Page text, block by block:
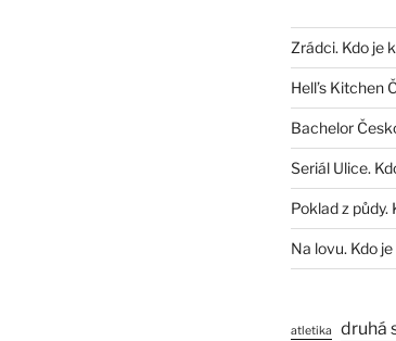
Zrádci. Kdo je
Hell’s Kitchen
Bachelor
Seriál Ulice.
Poklad z půdy.
Na lovu. Kdo
atletika druhá